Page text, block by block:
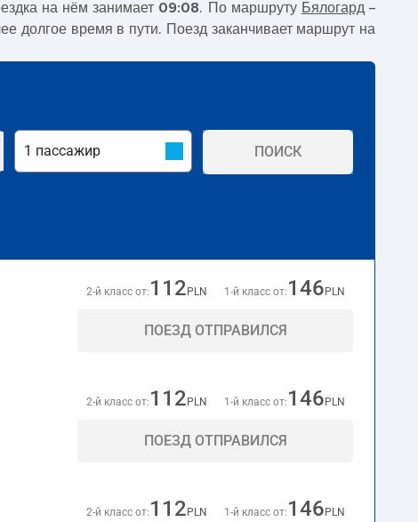
на нём занимает 09:08. По маршруту Бялогард –
долгое время в пути. Поезд заканчивает маршрут на
ПОИСК
2-й класс от: 112 PLN 1-й класс от: 146 PLN
ПОЕЗД ОТПРАВИЛСЯ
2-й класс от: 112 PLN 1-й класс от: 146 PLN
ПОЕЗД ОТПРАВИЛСЯ
2-й класс от: 112 PLN 1-й класс от: 146 PLN